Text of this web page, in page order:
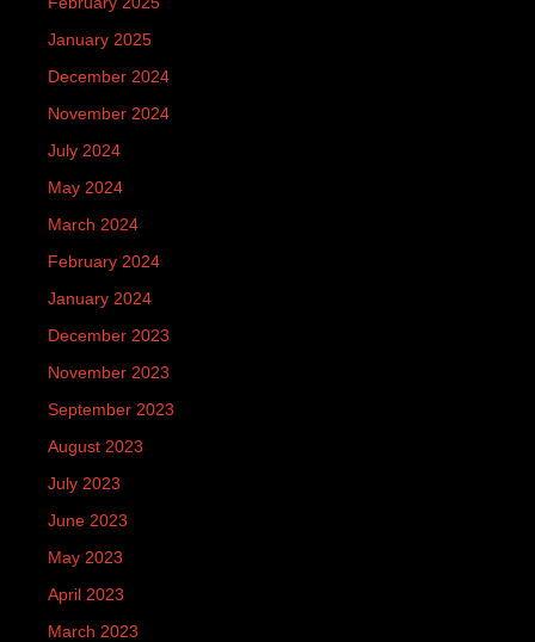
January 2025
December 2024
November 2024
July 2024
May 2024
March 2024
February 2024
January 2024
December 2023
November 2023
September 2023
August 2023
July 2023
June 2023
May 2023
April 2023
March 2023